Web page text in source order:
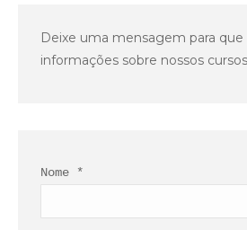
Deixe uma mensagem para
informações sobre nossos
Nome *